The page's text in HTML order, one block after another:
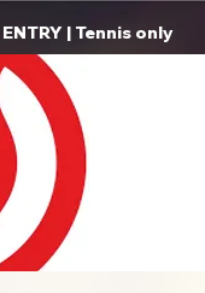
ENTRY | Tennis only